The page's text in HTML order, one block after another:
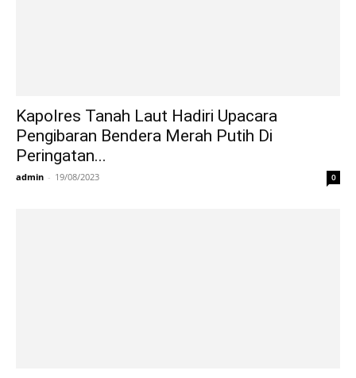
Kapolres Tanah Laut Hadiri Upacara
Pengibaran Bendera Merah Putih Di
Peringatan...
admin - 19/08/2023 0